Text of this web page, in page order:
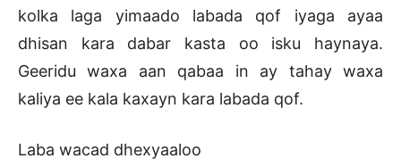
kolka laga yimaado labada qof iyaga ayaa
dhisan kara dabar kasta oo isku haynaya.
Geeridu waxa aan qabaa in ay tahay waxa
kaliya ee kala kaxayn kara labada qof.
Laba wacad dhexyaaloo